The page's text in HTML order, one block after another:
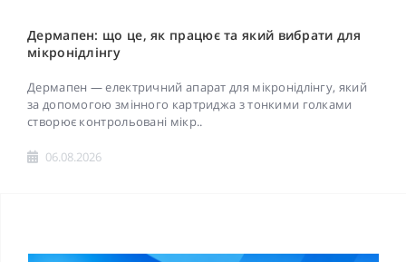
Дермапен: що це, як працює та який вибрати для
мікронідлінгу
Дермапен — електричний апарат для мікронідлінгу, який
за допомогою змінного картриджа з тонкими голками
створює контрольовані мікр..
06.08.2026